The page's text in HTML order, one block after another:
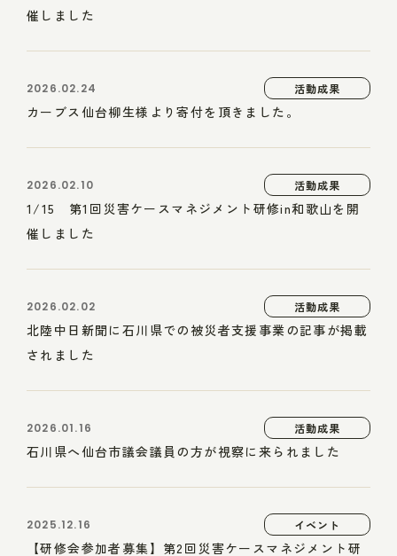
催しました
2026.02.24 活動成果
カーブス仙台柳生様より寄付を頂きました。
2026.02.10 活動成果
1/15 第1回災害ケースマネジメント研修in和歌山を開
催しました
2026.02.02 活動成果
北陸中日新聞に石川県での被災者支援事業の記事が掲載
されました
2026.01.16 活動成果
石川県へ仙台市議会議員の方が視察に来られました
2025.12.16 イベント
【研修会参加者募集】第2回災害ケースマネジメント研